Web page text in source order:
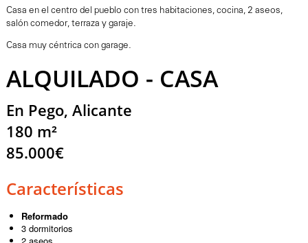
Casa en el centro del pueblo con tres habitaciones, cocina, 2 aseos,
salón comedor, terraza y garaje.
Casa muy céntrica con garage.
ALQUILADO - CASA
En Pego, Alicante
180 m²
85.000€
Características
Reformado
3 dormitorios
2 aseos